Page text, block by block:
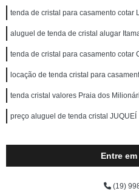
tenda de cristal para casamento cotar
aluguel de tenda de cristal alugar
tenda de cristal para casamento cotar
locação de tenda cristal para
tenda cristal valores Praia dos
preço aluguel de tenda cristal JUQUEÍ
Entre
(19)